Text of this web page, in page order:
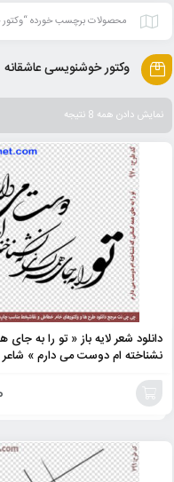
محصولات برچسب خورده “وکتور
وکتور خوشنویسی عاشقانه
نمایش دادن همه 8 نتیجه
دانلود شعر لایه باز « تو را به
نشناخته ام دوست می دارم » شاعر